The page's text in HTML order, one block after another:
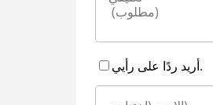
أريد ردًا على رأيي.